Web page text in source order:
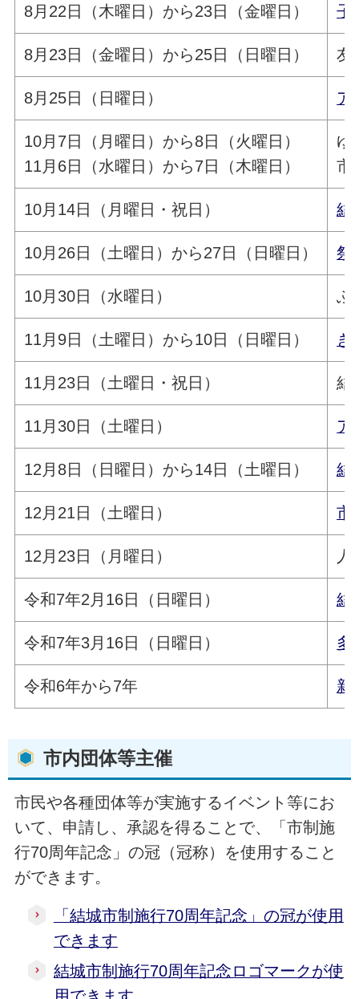
8月22日（木曜日）から23日（金曜日） 子
8月23日（金曜日）から25日（日曜日） 友
8月25日（日曜日） ア
10月7日（月曜日）から8日（火曜日）
11月6日（水曜日）から7日（木曜日）
ゆ
市
10月14日（月曜日・祝日） 結
10月26日（土曜日）から27日（日曜日） 祭
10月30日（水曜日） ふ
11月9日（土曜日）から10日（日曜日） き
11月23日（土曜日・祝日） 結
11月30日（土曜日） ア
12月8日（日曜日）から14日（土曜日） 結
12月21日（土曜日） 市
12月23日（月曜日） 人
令和7年2月16日（日曜日） 結
令和7年3月16日（日曜日） 多
令和6年から7年 新
市内団体等主催
市民や各種団体等が実施するイベント等にお
いて、申請し、承認を得ることで、「市制施
行70周年記念」の冠（冠称）を使用すること
ができます。
「結城市制施行70周年記念」の冠が使用
できます
結城市制施行70周年記念ロゴマークが使
用できます